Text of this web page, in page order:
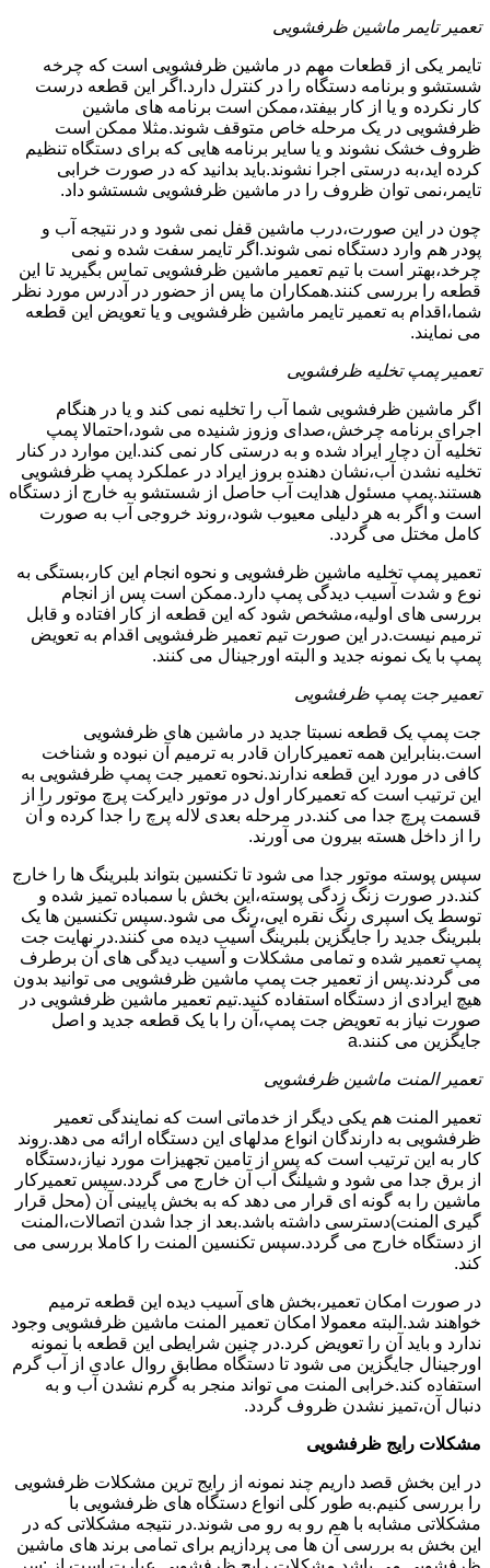
تعمیر تایمر ماشین ظرفشویی
تایمر یکی از قطعات مهم در ماشین ظرفشویی است که چرخه
شستشو و برنامه دستگاه را در کنترل دارد.اگر این قطعه درست
کار نکرده و یا از کار بیفتد،ممکن است برنامه های ماشین
ظرفشویی در یک مرحله خاص متوقف شوند.مثلا ممکن است
ظروف خشک نشوند و یا سایر برنامه هایی که برای دستگاه تنظیم
کرده اید،به درستی اجرا نشوند.باید بدانید که در صورت خرابی
تایمر،نمی توان ظروف را در ماشین ظرفشویی شستشو داد.
چون در این صورت،درب ماشین قفل نمی شود و در نتیجه آب و
پودر هم وارد دستگاه نمی شوند.اگر تایمر سفت شده و نمی
چرخد،بهتر است با تیم تعمیر ماشین ظرفشویی تماس بگیرید تا این
قطعه را بررسی کنند.همکاران ما پس از حضور در آدرس مورد نظر
شما،اقدام به تعمیر تایمر ماشین ظرفشویی و یا تعویض این قطعه
می نمایند.
تعمیر پمپ تخلیه ظرفشویی
اگر ماشین ظرفشویی شما آب را تخلیه نمی کند و یا در هنگام
اجرای برنامه چرخش،صدای وزوز شنیده می شود،احتمالا پمپ
تخلیه آن دچار ایراد شده و به درستی کار نمی کند.این موارد در کنار
تخلیه نشدن آب،نشان دهنده بروز ایراد در عملکرد پمپ ظرفشویی
هستند.پمپ مسئول هدایت آب حاصل از شستشو به خارج از دستگاه
است و اگر به هر دلیلی معیوب شود،روند خروجی آب به صورت
کامل مختل می گردد.
تعمیر پمپ تخلیه ماشین ظرفشویی و نحوه انجام این کار،بستگی به
نوع و شدت آسیب دیدگی پمپ دارد.ممکن است پس از انجام
بررسی های اولیه،مشخص شود که این قطعه از کار افتاده و قابل
ترمیم نیست.در این صورت تیم تعمیر ظرفشویی اقدام به تعویض
پمپ با یک نمونه جدید و البته اورجینال می کنند.
تعمیر جت پمپ ظرفشویی
جت پمپ یک قطعه نسبتا جدید در ماشین های ظرفشویی
است.بنابراین همه تعمیرکاران قادر به ترمیم آن نبوده و شناخت
کافی در مورد این قطعه ندارند.نحوه تعمیر جت پمپ ظرفشویی به
این ترتیب است که تعمیرکار اول در موتور دایرکت پرچ موتور را از
قسمت پرچ جدا می کند.در مرحله بعدی لاله پرچ را جدا کرده و آن
را از داخل هسته بیرون می آورند.
سپس پوسته موتور جدا می شود تا تکنسین بتواند بلبرینگ ها را خارج
کند.در صورت زنگ زدگی پوسته،این بخش با سمباده تمیز شده و
توسط یک اسپری رنگ نقره ایی،رنگ می شود.سپس تکنسین ها یک
بلبرینگ جدید را جایگزین بلبرینگ آسیب دیده می کنند.در نهایت جت
پمپ تعمیر شده و تمامی مشکلات و آسیب دیدگی های آن برطرف
می گردند.پس از تعمیر جت پمپ ماشین ظرفشویی می توانید بدون
هیچ ایرادی از دستگاه استفاده کنید.تیم تعمیر ماشین ظرفشویی در
صورت نیاز به تعویض جت پمپ،آن را با یک قطعه جدید و اصل
جایگزین می کنند.a
تعمیر المنت ماشین ظرفشویی
تعمیر المنت هم یکی دیگر از خدماتی است که نمایندگی تعمیر
ظرفشویی به دارندگان انواع مدلهای این دستگاه ارائه می دهد.روند
کار به این ترتیب است که پس از تامین تجهیزات مورد نیاز،دستگاه
از برق جدا می شود و شیلنگ آب آن خارج می گردد.سپس تعمیرکار
ماشین را به گونه ای قرار می دهد که به بخش پایینی آن (محل قرار
گیری المنت)دسترسی داشته باشد.بعد از جدا شدن اتصالات،المنت
از دستگاه خارج می گردد.سپس تکنسین المنت را کاملا بررسی می
کند.
در صورت امکان تعمیر،بخش های آسیب دیده این قطعه ترمیم
خواهند شد.البته معمولا امکان تعمیر المنت ماشین ظرفشویی وجود
ندارد و باید آن را تعویض کرد.در چنین شرایطی این قطعه با نمونه
اورجینال جایگزین می شود تا دستگاه مطابق روال عادی از آب گرم
استفاده کند.خرابی المنت می تواند منجر به گرم نشدن آب و به
دنبال آن،تمیز نشدن ظروف گردد.
مشکلات رایج ظرفشویی
در این بخش قصد داریم چند نمونه از رایج ترین مشکلات ظرفشویی
را بررسی کنیم.به طور کلی انواع دستگاه های ظرفشویی با
مشکلاتی مشابه با هم رو به رو می شوند.در نتیجه مشکلاتی که در
این بخش به بررسی آن ها می پردازیم برای تمامی برند های ماشین